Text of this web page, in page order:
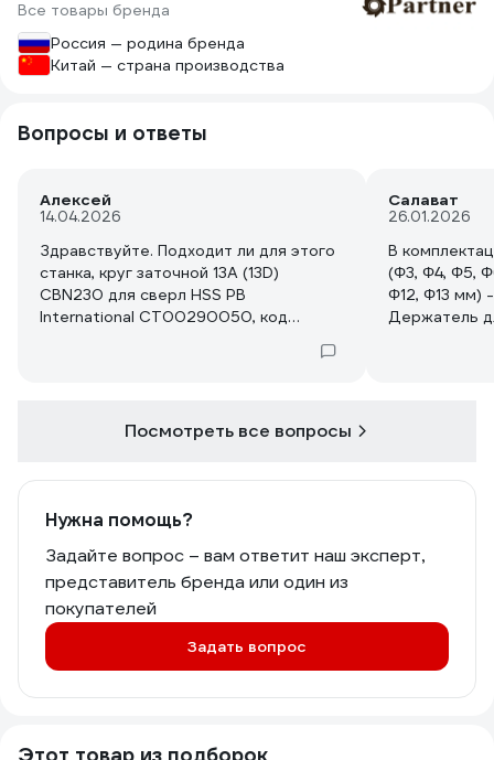
Все товары бренда
Россия — родина бренда
Китай — страна производства
Вопросы и ответы
Алексей
14.04.2026
Здравствуйте. Подходит ли для этого
станка, круг заточной 13A (13D)
CBN230 для сверл HSS PB
International CT00290050, код
Салават
26.01.2026
В
(Φ3, Φ4, Φ5,
Φ12, Φ13 мм)
Держатель
Посмотреть все вопросы
Нужна помощь?
Задайте вопрос – вам ответит наш эксперт,
представитель бренда или один из
покупателей
Задать вопрос